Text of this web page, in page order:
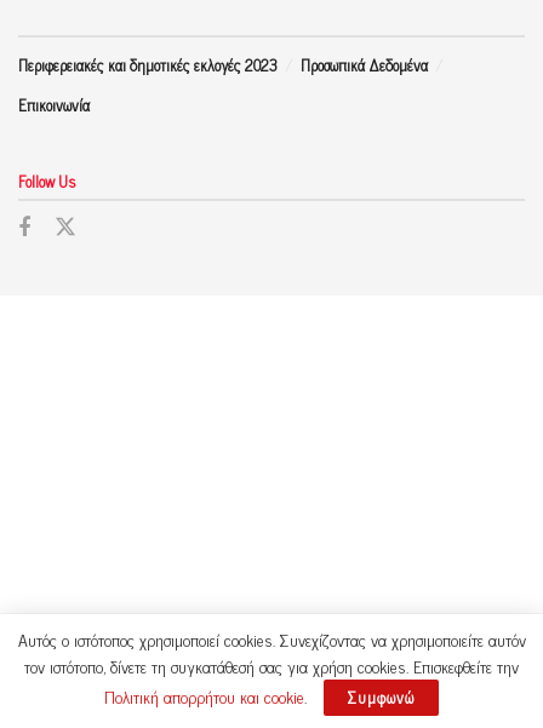
Περιφερειακές και δημοτικές εκλογές 2023
Προσωπικά Δεδομένα
Επικοινωνία
Follow Us
Αυτός ο ιστότοπος χρησιμοποιεί cookies. Συνεχίζοντας να χρησιμοποιείτε αυτόν
τον ιστότοπο, δίνετε τη συγκατάθεσή σας για χρήση cookies. Επισκεφθείτε την
Πολιτική απορρήτου και cookie. Συμφωνώ